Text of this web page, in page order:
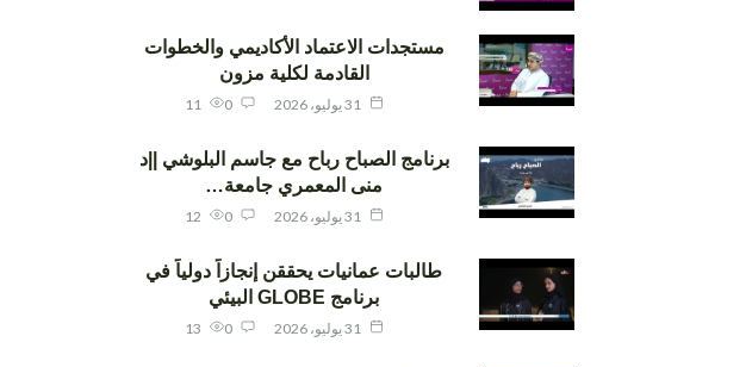
مستجدات الاعتماد الأكاديمي والخطوات
القادمة لكلية مزون
برنامج الصباح رباح مع جاسم البلوشي ||د
منى المعمري جامعة…
طالبات عمانيات يحققن إنجازاً دولياً في
برنامج GLOBE البيئي